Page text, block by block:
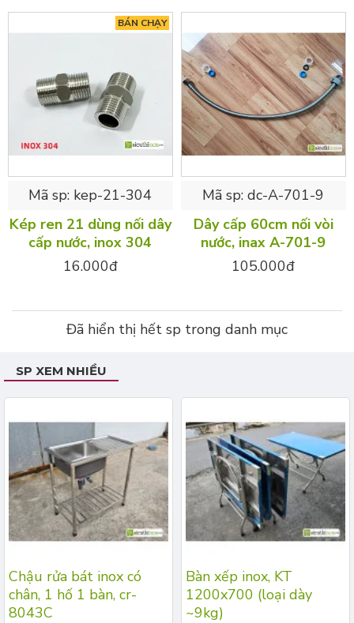
BÁN CHẠY
Mã sp: kep-21-304
Kép ren 21 dùng nối dây
cấp nước, inox 304
16.000đ
Mã sp: dc-A-701-9
Dây cấp 60cm nối vòi
nước, inax A-701-9
105.000đ
Đã hiển thị hết sp trong danh mục
SP XEM NHIỀU
Chậu rửa bát inox có
chân, 1 hố 1 bàn, cr-
8043C
Bàn xếp inox, KT
1200x700 (loại dày
~9kg)